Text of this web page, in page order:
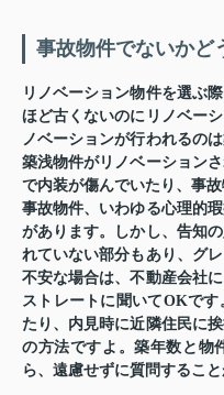
事故物件でないかど
リノベーション物件を選ぶ
ほど古くないのにリノベー
ノベーションが行われるの
築浅物件がリノベーション
で内装が傷んでいたり、事
事故物件、いわゆる心理的
があります。しかし、告知
れていない部分もあり、グ
不安な場合は、不動産会社
ストレートに聞いてOKで
たり、内見時に近隣住民に
の方法ですよ。築年数と物
ら、遠慮せずに質問すること